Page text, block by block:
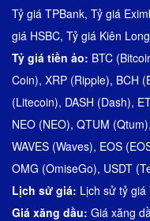
Tỷ giá TPBank, Tỷ giá
giá HSBC, Tỷ giá Kiên
Tỷ giá tiền ảo: BTC
Coin), XRP (Ripple), BCH
(Litecoin), DASH (Dash),
NEO (NEO), QTUM (Qtum),
WAVES (Waves), EOS
OMG (OmiseGo), USDT
Lịch sử giá: Lịch sử tỷ giá
Giá xăng dầu: Giá xăng